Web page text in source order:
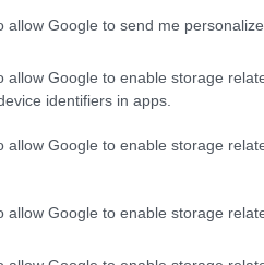
allow Google to send me
allow Google to enable storage
identifiers in apps.
allow Google to enable storage
allow Google to enable storage